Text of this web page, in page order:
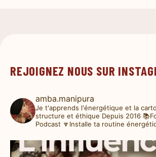
REJOIGNEZ NOUS SUR
amba.manipura
Je t'apprends l'énergétique et la
structure et éthique Depuis 2016
Podcast 🔽Installe ta routine